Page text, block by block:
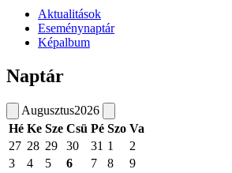
Aktualitások
Eseménynaptár
Képalbum
Naptár
Augusztus2026
Hé Ke Sze Csü Pé Szo Va
27 28 29 30 31 1
2
3
4 5 6 7 8
9